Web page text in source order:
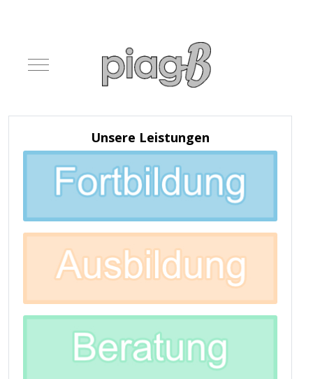
Mobile Menu Toggle
Unsere Leistungen